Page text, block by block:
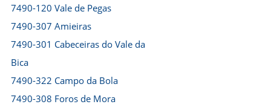
7490-120 Vale de Pegas
7490-307 Amieiras
7490-301 Cabeceiras do Vale da
Bica
7490-322 Campo da Bola
7490-308 Foros de Mora